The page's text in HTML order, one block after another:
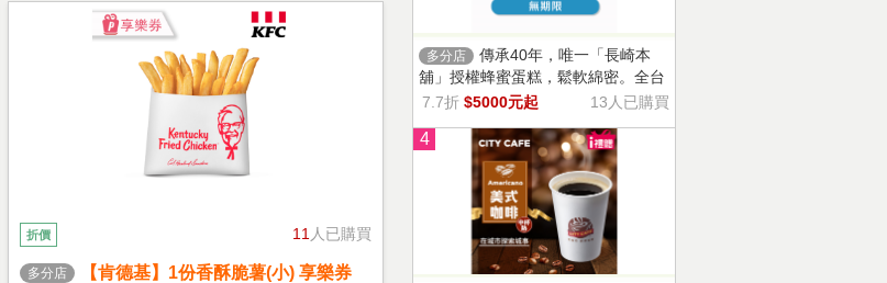
11 人已購買
折價
多分店 【肯德基】1份香酥脆薯(小) 享樂券
多分店
傳承40年，唯一「長崎本
舖」授權蜂蜜蛋糕，鬆軟綿密。全台
13家門市適用，自選商品，幸福烘焙
7.7折 $5000元起 13人已購買
4